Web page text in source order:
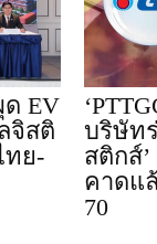
EV
จิสติ
ทย-
บริษัท
สติกส์
คาดแ
70